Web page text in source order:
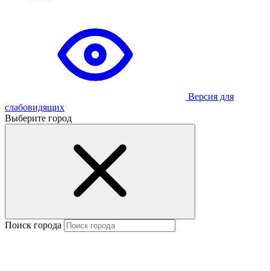
Версия для
слабовидящих
Выберите город
Поиск города